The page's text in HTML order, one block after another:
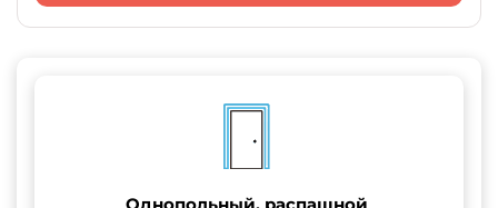
Однопольный, распашной